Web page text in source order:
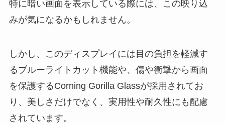
特に暗い画面を表示している際には、この映り込
みが気になるかもしれません。
しかし、このディスプレイには目の負担を軽減す
るブルーライトカット機能や、傷や衝撃から画面
を保護するCorning Gorilla Glassが採用されてお
り、美しさだけでなく、実用性や耐久性にも配慮
されています。